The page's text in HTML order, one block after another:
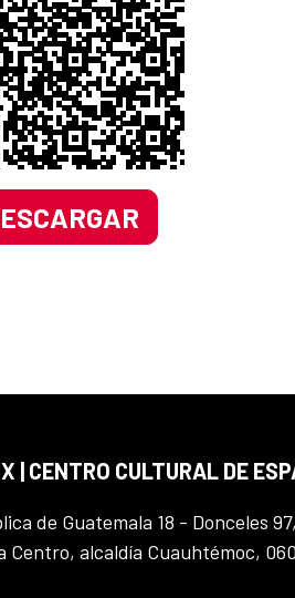
| CENTRO CULTURAL DE
de Guatemala 18 - Donceles 97,
Centro, alcaldía Cuauhtémoc,